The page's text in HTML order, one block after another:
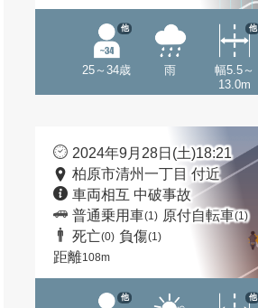
25～34歳
他
雨
幅5.5～
13.0m
他
2024年9月28日(土)18:21
柏原市清州一丁目 付近
車両相互 中破事故
普通乗用車(1) 原付自転車(1)
死亡(0) 負傷(1)
距離108m
他 他